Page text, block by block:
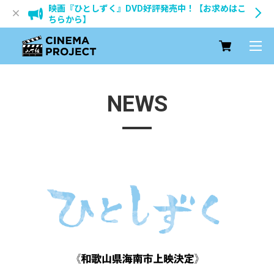
映画『ひとしずく』DVD好評発売中！【お求めはこ
ちらから】
NEWS